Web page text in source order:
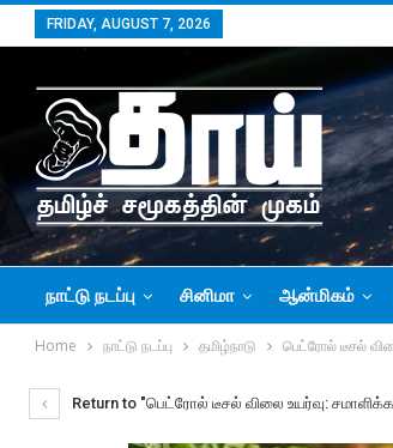
FRIDAY, AUGUST 7, 2026
நாட்டு நடப்பு சினிமா ஆன்மிகம்
Home நாட்டு நடப்பு தமிழ்நாடு பெட்ரோல் டீசல்
Return to "பெட்ரோல் டீசல் விலை உயர்வு: சமாளிக்க